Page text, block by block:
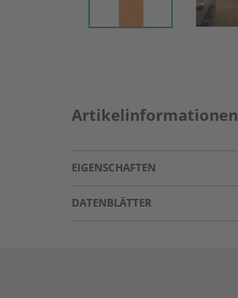
Artikelinformationen
EIGENSCHAFTEN
DATENBLÄTTER